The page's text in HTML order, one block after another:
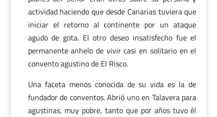
actividad haciendo que desde Canarias tuviera que
iniciar el retorno al continente por un ataque
agudo de gota. El otro deseo insatisfecho fue el
permanente anhelo de vivir casi en solitario en el
convento agustino de El Risco.
Una faceta menos conocida de su vida es la de
fundador de conventos. Abrió uno en Talavera para
agustinas, muy pobre, tanto que por años tuvo él